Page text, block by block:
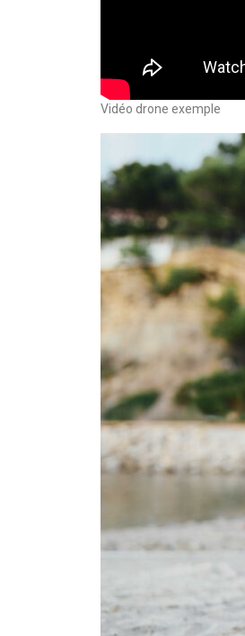
Vidéo drone exemple